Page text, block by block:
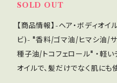
SOLD OUT
【商品情報】-ヘア・ボディオ
ビ)- "香料/ゴマ油/ヒマシ油/
種子油/トコフェロール" ・軽い
オイルで、髪だけでなく肌にも